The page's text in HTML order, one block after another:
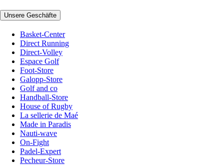
Unsere Geschäfte
Basket-Center
Direct Running
Direct-Volley
Espace Golf
Foot-Store
Galopp-Store
Golf and co
Handball-Store
House of Rugby
La sellerie de Maé
Made in Paradis
Nauti-wave
On-Fight
Padel-Expert
Pecheur-Store